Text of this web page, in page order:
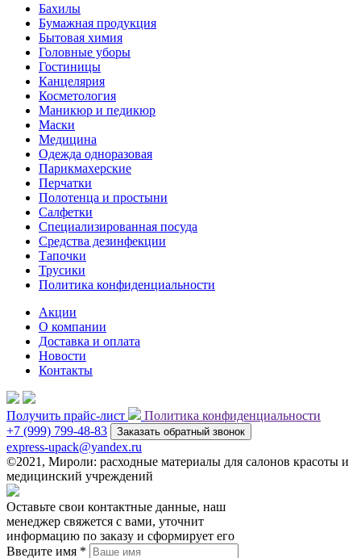
Бахилы
Бумажная продукция
Бытовая химия
Головные уборы
Гостиницы
Канцелярия
Косметология
Маникюр и педикюр
Маски
Медицина
Одежда одноразовая
Парикмахерские
Перчатки
Полотенца и простыни
Салфетки
Специализированная посуда
Средства дезинфекции
Тапочки
Трусики
Политика конфиденциальности
Акции
О компании
Доставка и оплата
Новости
Контакты
Получить прайс-лист
Политика конфиденциальности
+7 (999) 799-48-83
Заказать обратный звонок
express-upack@yandex.ru
©2021, Мироли: расходные материалы для салонов красоты и
медицинский учреждений
Оставьте свои контактные данные, наш
менеджер свяжется с вами, уточнит
информацию по заказу и сформирует его
Введите имя *